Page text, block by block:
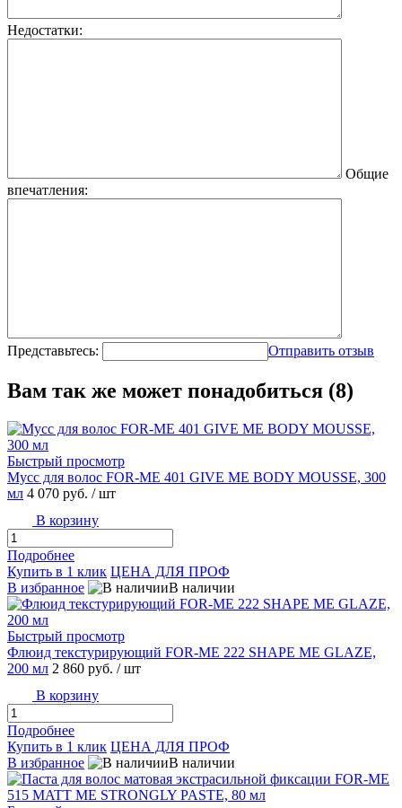
Недостатки:
Общие
впечатления:
Представьтесь: Отправить отзыв
Вам так же может понадобиться (8)
Быстрый просмотр
Мусс для волос FOR-ME 401 GIVE ME BODY MOUSSE, 300
мл 4 070 руб. / шт
В корзину
Подробнее
Купить в 1 клик ЦЕНА ДЛЯ ПРОФ
В избранное
В наличии
Быстрый просмотр
Флюид текстурирующий FOR-ME 222 SHAPE ME GLAZE,
200 мл 2 860 руб. / шт
В корзину
Подробнее
Купить в 1 клик ЦЕНА ДЛЯ ПРОФ
В избранное
В наличии